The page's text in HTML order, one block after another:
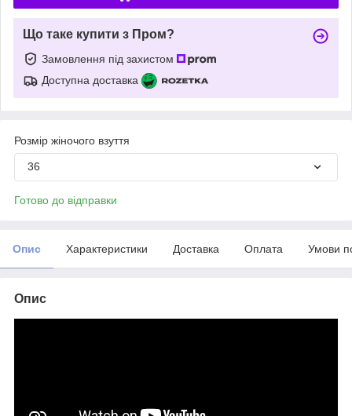
Що таке купити з Пром?
Замовлення під захистом
Доступна доставка
Розмір жіночого взуття
36
Готово до відправки
Опис Характеристики Доставка Оплата Умови
Опис